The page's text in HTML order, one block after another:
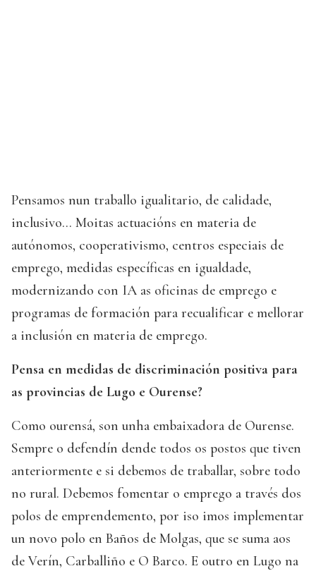
Pensamos nun traballo igualitario, de calidade,
inclusivo… Moitas actuacións en materia de
autónomos, cooperativismo, centros especiais de
emprego, medidas específicas en igualdade,
modernizando con IA as oficinas de emprego e
programas de formación para recualificar e mellorar
a inclusión en materia de emprego.
Pensa en medidas de discriminación positiva para
as provincias de Lugo e Ourense?
Como ourensá, son unha embaixadora de Ourense.
Sempre o defendín dende todos os postos que tiven
anteriormente e si debemos de traballar, sobre todo
no rural. Debemos fomentar o emprego a través dos
polos de emprendemento, por iso imos implementar
un novo polo en Baños de Molgas, que se suma aos
de Verín, Carballiño e O Barco. E outro en Lugo na